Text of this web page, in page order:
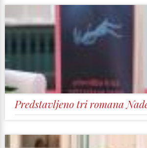
Predstavlјeno tri romana